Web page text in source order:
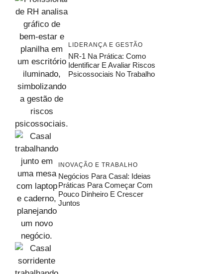
LIDERANÇA E GESTÃO
NR-1 Na Prática: Como
Identificar E Avaliar Riscos
Psicossociais No Trabalho
INOVAÇÃO E TRABALHO
Negócios Para Casal: Ideias
Práticas Para Começar Com
Pouco Dinheiro E Crescer
Juntos